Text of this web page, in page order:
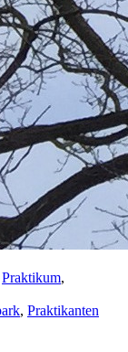
Praktikum,
, Praktikanten